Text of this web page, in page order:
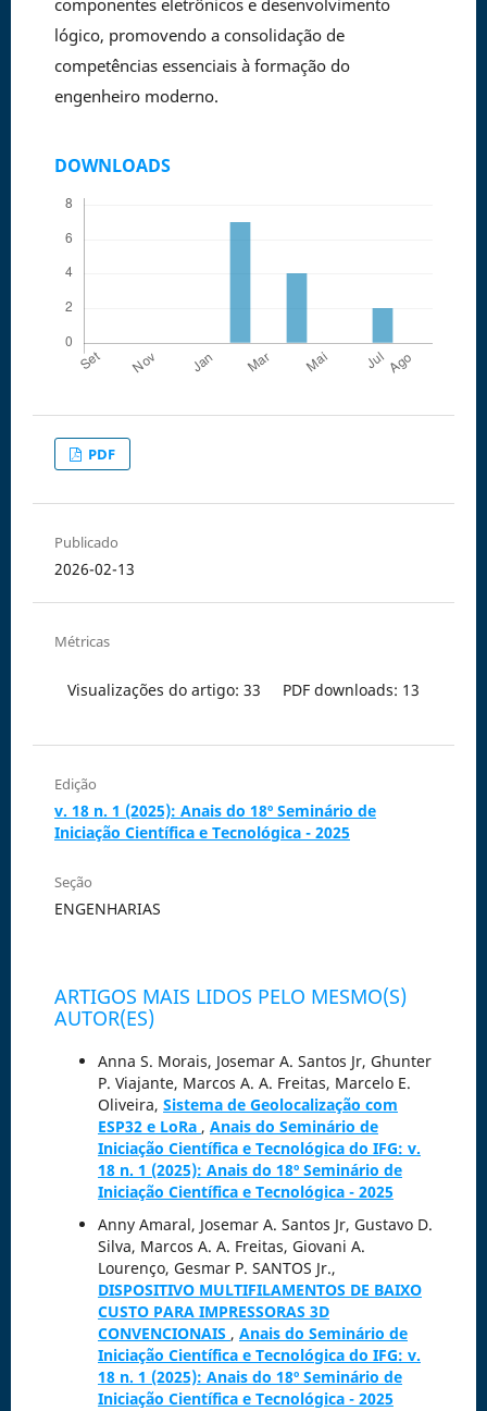
lógico, promovendo a consolidação de
competências essenciais à formação do
engenheiro moderno.
DOWNLOADS
PDF
Publicado
2026-02-13
Métricas
Visualizações do artigo: 33 PDF downloads: 13
Edição
v. 18 n. 1 (2025): Anais do 18º Seminário de
Iniciação Científica e Tecnológica - 2025
Seção
ENGENHARIAS
ARTIGOS MAIS LIDOS PELO MESMO(S)
AUTOR(ES)
Anna S. Morais, Josemar A. Santos Jr, Ghunter
P. Viajante, Marcos A. A. Freitas, Marcelo E.
Oliveira, Sistema de Geolocalização com
ESP32 e LoRa , Anais do Seminário de
Iniciação Científica e Tecnológica do IFG: v.
18 n. 1 (2025): Anais do 18º Seminário de
Iniciação Científica e Tecnológica - 2025
Anny Amaral, Josemar A. Santos Jr, Gustavo D.
Silva, Marcos A. A. Freitas, Giovani A.
Lourenço, Gesmar P. SANTOS Jr.,
DISPOSITIVO MULTIFILAMENTOS DE BAIXO
CUSTO PARA IMPRESSORAS 3D
CONVENCIONAIS , Anais do Seminário de
Iniciação Científica e Tecnológica do IFG: v.
18 n. 1 (2025): Anais do 18º Seminário de
Iniciação Científica e Tecnológica - 2025